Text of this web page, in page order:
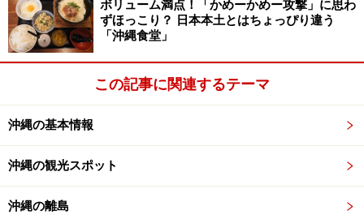
サイズ展開も幅広いので、カップルや家族、友人同士でおそ
ろいにするのもおすすめ ※写真提供：マンゴハウス
ボリューム満点！「かめーかめー攻撃」に思わ
ずほっこり？ 日本本土とはちょっぴり違う
「沖縄食堂」
この記事に関連するテーマ
沖縄の基本情報
沖縄の観光スポット
沖縄の離島